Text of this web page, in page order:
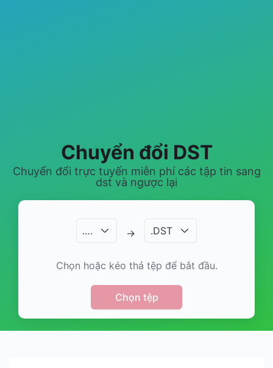
Chuyển đổi DST
Chuyển đổi trực tuyến miễn phí các tập tin sang
dst và ngược lại
.… → .DST
Chọn hoặc kéo thả tệp để bắt đầu.
Chọn tệp